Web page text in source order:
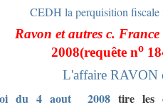
CEDH la perquisition fiscale
Ravon et autres c. France
2008(requête no
L'affaire RAVON
du 4 aout 2008 tire les